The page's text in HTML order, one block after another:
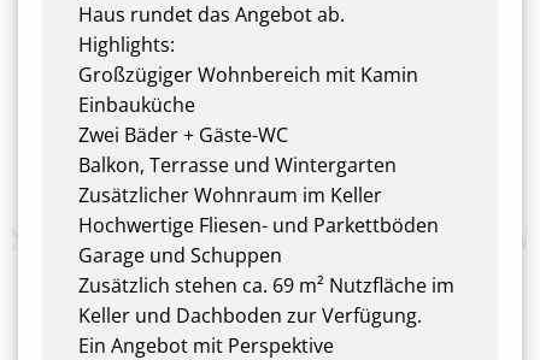
Haus rundet das Angebot ab.
Highlights:
Großzügiger Wohnbereich mit Kamin
Einbauküche
Zwei Bäder + Gäste-WC
Balkon, Terrasse und Wintergarten
Zusätzlicher Wohnraum im Keller
Hochwertige Fliesen- und Parkettböden
Garage und Schuppen
Zusätzlich stehen ca. 69 m² Nutzfläche im
Keller und Dachboden zur Verfügung.
Ein Angebot mit Perspektive